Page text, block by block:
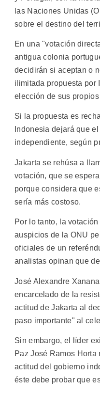
las Naciones Unidas
sobre el destino del
En una "votación
antigua colonia
decidirán si aceptan o
ilimitada propuesta por
elección de sus
Si la propuesta es
Indonesia dejará que
independiente, según
Jakarta se rehúsa a
votación, que se
porque considera que
sería más costoso.
Por lo tanto, la
auspicios de la ONU
oficiales de un
analistas opinan que
José Alexandre
encarcelado de la
actitud de Jakarta al
paso importante" al
Sin embargo, el líder
Paz José Ramos
actitud del gobierno
éste debe probar que